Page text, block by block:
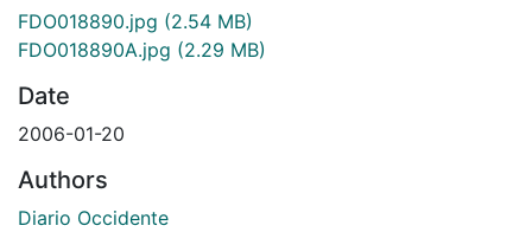
FDO018890.jpg (2.54 MB)
FDO018890A.jpg (2.29 MB)
Date
2006-01-20
Authors
Diario Occidente